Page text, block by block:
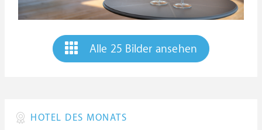
Alle 25 Bilder ansehen
HOTEL DES MONATS